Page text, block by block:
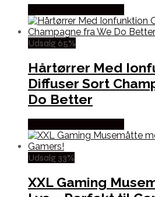
Udsalg 65%
Hårtørrer Med
Diffuser Sort
Do Better
Udsalg 33%
XXL Gaming